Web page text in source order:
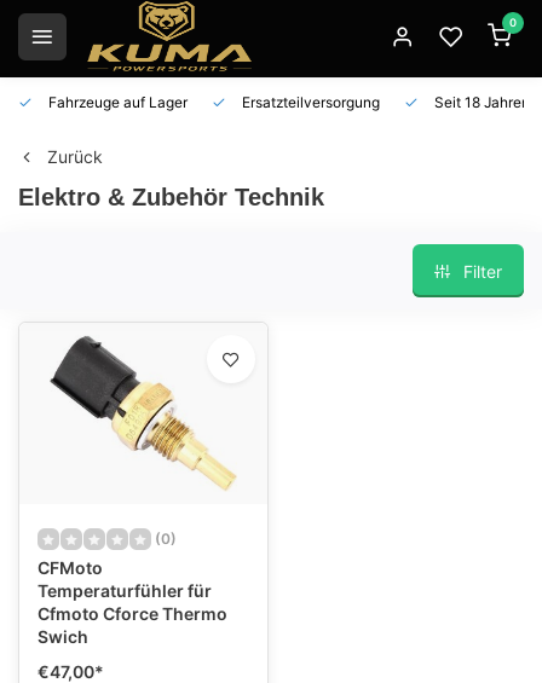
0
Fahrzeuge auf Lager Ersatzteilversorgung Seit 18 Jahren
Zurück
Elektro & Zubehör Technik
Filter
(0)
CFMoto
Temperaturfühler für
Cfmoto Cforce Thermo
Swich
€47,00*